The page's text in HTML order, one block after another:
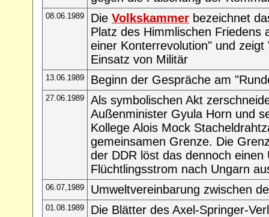
08.06.1989 Die Volkskammer bezeichnet
Platz des Himmlischen Friedens
einer Konterrevolution" und
Einsatz von Militär
13.06.1989 Beginn der Gespräche am
27.06.1989
Als symbolischen Akt
Außenminister Gyula Horn und
Kollege Alois Mock
gemeinsamen Grenze. Die
der DDR löst das dennoch einen
Flüchtlingsstrom nach Ungarn
06.07,1989 Umweltvereinbarung zwischen
01.08.1989
Die Blätter des Axel-Springer-